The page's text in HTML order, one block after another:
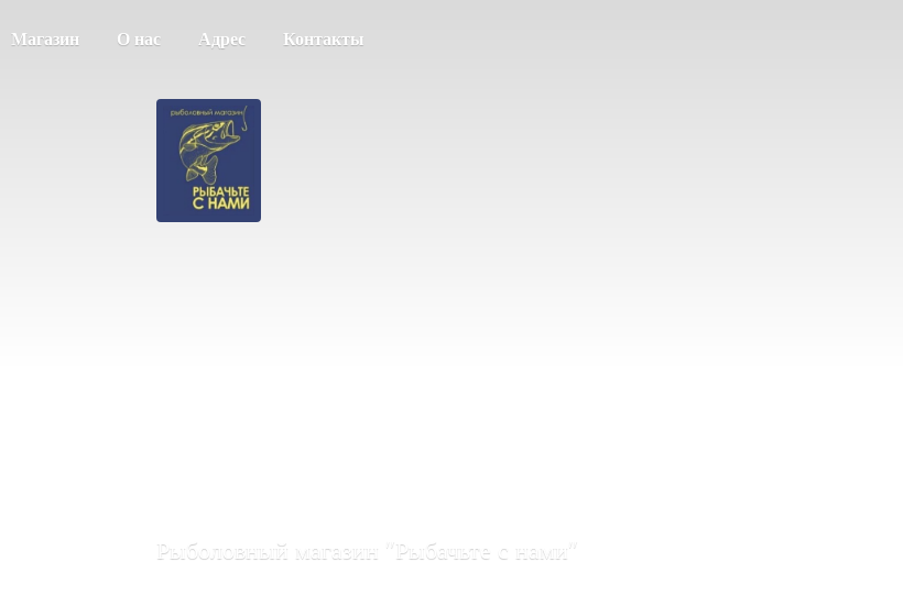
Магазин О нас Адрес Контакты
Рыболовный магазин "Рыбачьте с нами"